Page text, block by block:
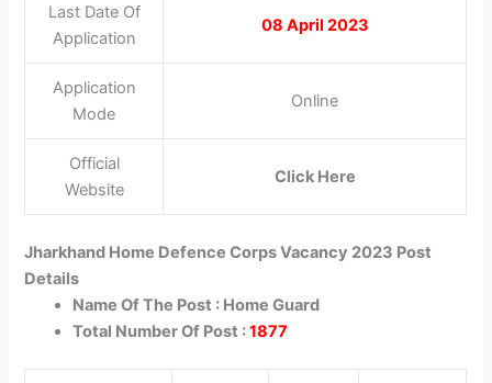
Last Date Of
Application
08 April 2023
Application
Mode
Online
Official
Website
Click Here
Jharkhand Home Defence Corps Vacancy 2023 Post
Details
Name Of The Post : Home Guard
Total Number Of Post :1877